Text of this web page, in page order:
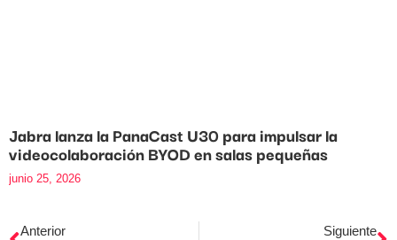
Jabra lanza la PanaCast U30 para impulsar la
videocolaboración BYOD en salas pequeñas
junio 25, 2026
Anterior Siguiente